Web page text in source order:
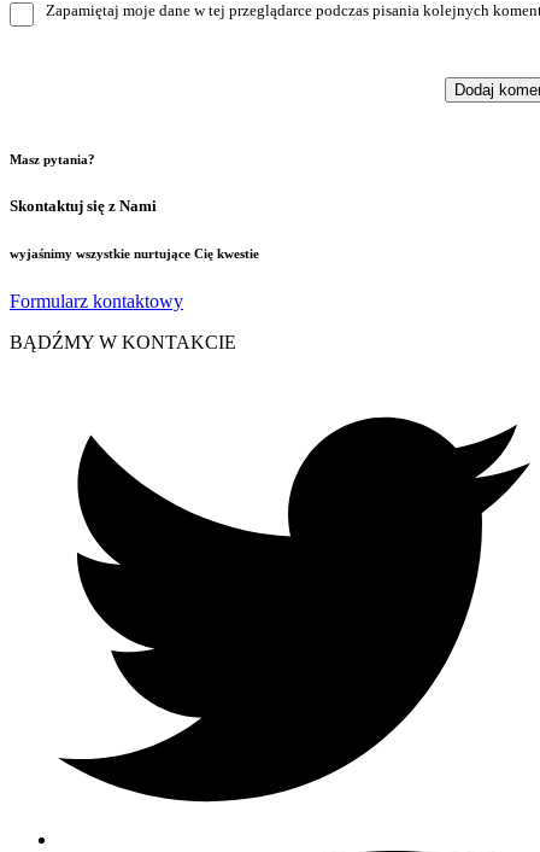
Zapamiętaj moje dane w tej przeglądarce podczas pisania kolejnych
Masz pytania?
Skontaktuj się z Nami
wyjaśnimy wszystkie nurtujące Cię kwestie
Formularz kontaktowy
BĄDŹMY W KONTAKCIE